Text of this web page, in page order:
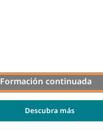
Formación continuada
Descubra más